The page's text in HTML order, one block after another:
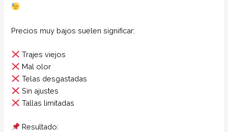
Precios muy bajos suelen significar:
Trajes viejos
Mal olor
Telas desgastadas
Sin ajustes
Tallas limitadas
Resultado: